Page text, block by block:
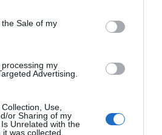
Sale of my
my
Advertising.
Use,
or Sharing of my
Unrelated with the
was collected.
ταμιευτηρίου θα
ενώ αν τα έκλειναν σε
η απόδοσή τους δεν θα
το 2%.
η απόδοση είναι πολλαπλάσια.
και 52 εβδομάδες (ένα έτος
κοντά στο 3,2% (με